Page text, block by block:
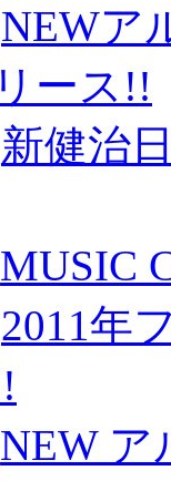
NEWア
ース!!
新健治
MUSIC
2011年
NEW